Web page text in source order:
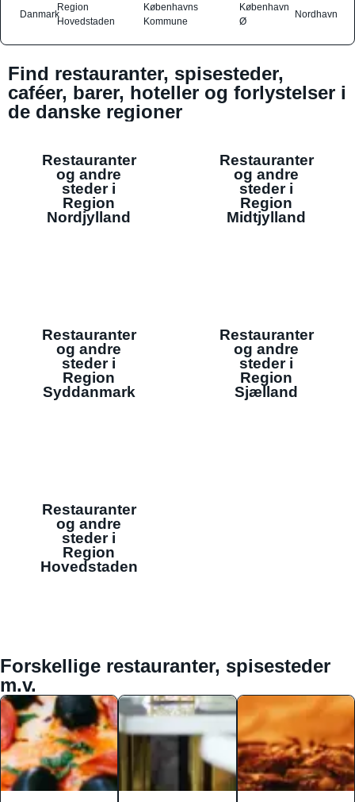
Danmark
Region
Hovedstaden
Københavns
Kommune
København
Ø
Nordhavn
Find restauranter, spisesteder,
caféer, barer, hoteller og forlystelser i
de danske regioner
Restauranter
og andre
steder i
Region
Nordjylland
Restauranter
og andre
steder i
Region
Midtjylland
Restauranter
og andre
steder i
Region
Syddanmark
Restauranter
og andre
steder i
Region
Sjælland
Restauranter
og andre
steder i
Region
Hovedstaden
Forskellige restauranter, spisesteder
m.v.